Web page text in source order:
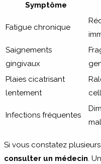
Symptôme
Fatigue chronique
Saignements
gingivaux
Plaies cicatrisant
lentement
Infections fréquentes
Si vous constatez
consulter un médecin.